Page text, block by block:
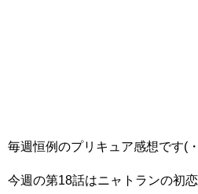
毎週恒例のプリキュア感想です(
今週の第18話はニャトランの初